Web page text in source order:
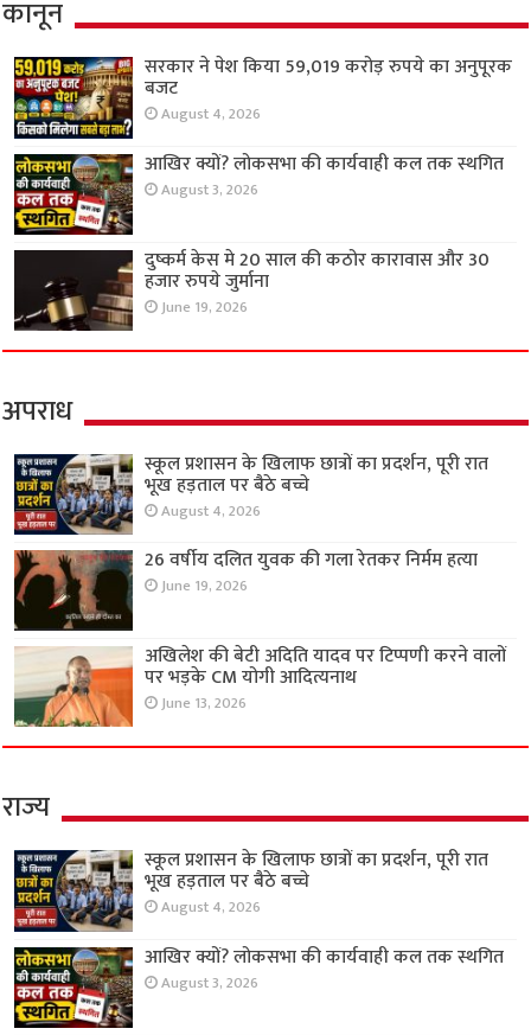
कानून
सरकार ने पेश किया 59,019 करोड़ रुपये का अनुपूरक
बजट
August 4, 2026
आखिर क्यों? लोकसभा की कार्यवाही कल तक स्थगित
August 3, 2026
दुष्कर्म केस मे 20 साल की कठोर कारावास और 30
हजार रुपये जुर्माना
June 19, 2026
अपराध
स्कूल प्रशासन के खिलाफ छात्रों का प्रदर्शन, पूरी रात
भूख हड़ताल पर बैठे बच्चे
August 4, 2026
26 वर्षीय दलित युवक की गला रेतकर निर्मम हत्या
June 19, 2026
अखिलेश की बेटी अदिति यादव पर टिप्पणी करने वालों
पर भड़के CM योगी आदित्यनाथ
June 13, 2026
राज्य
स्कूल प्रशासन के खिलाफ छात्रों का प्रदर्शन, पूरी रात
भूख हड़ताल पर बैठे बच्चे
August 4, 2026
आखिर क्यों? लोकसभा की कार्यवाही कल तक स्थगित
August 3, 2026